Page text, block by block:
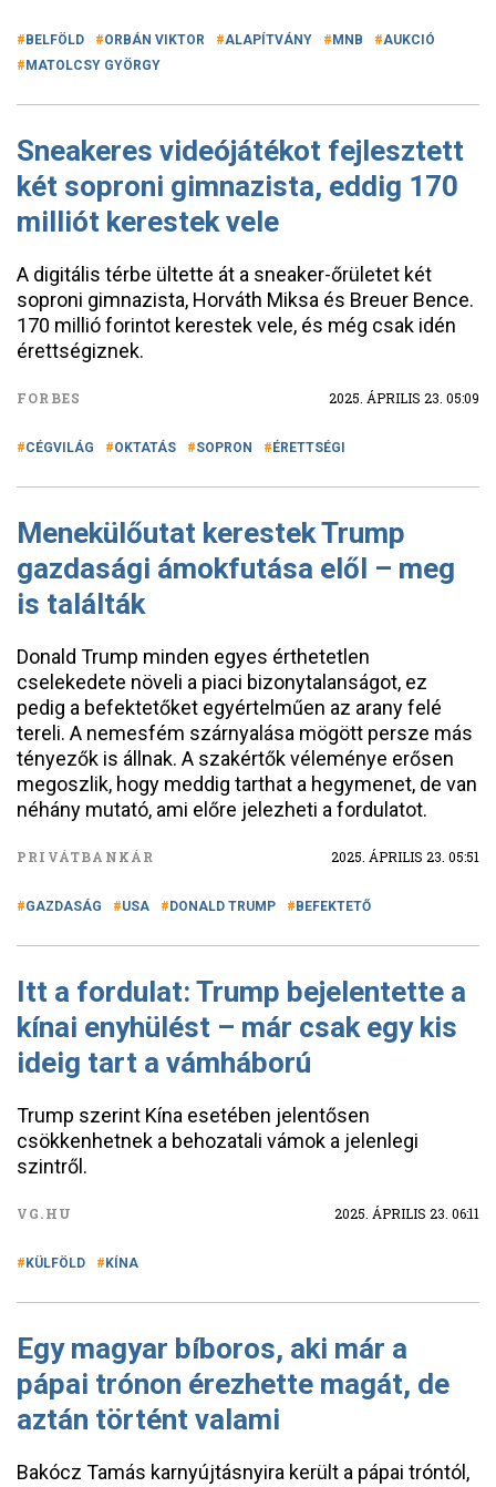
BELFÖLD ORBÁN VIKTOR ALAPÍTVÁNY MNB
AUKCIÓ
MATOLCSY GYÖRGY
Sneakeres videójátékot fejlesztett
két soproni gimnazista, eddig 170
milliót kerestek vele
A digitális térbe ültette át a sneaker-őrületet két
soproni gimnazista, Horváth Miksa és Breuer Bence.
170 millió forintot kerestek vele, és még csak idén
érettségiznek.
FORBES 2025. ÁPRILIS 23. 05:09
CÉGVILÁG OKTATÁS SOPRON ÉRETTSÉGI
Menekülőutat kerestek Trump
gazdasági ámokfutása elől – meg
is találták
Donald Trump minden egyes érthetetlen
cselekedete növeli a piaci bizonytalanságot, ez
pedig a befektetőket egyértelműen az arany felé
tereli. A nemesfém szárnyalása mögött persze más
tényezők is állnak. A szakértők véleménye erősen
megoszlik, hogy meddig tarthat a hegymenet, de van
néhány mutató, ami előre jelezheti a fordulatot.
PRIVÁTBANKÁR 2025. ÁPRILIS 23. 05:51
GAZDASÁG USA DONALD TRUMP BEFEKTETŐ
Itt a fordulat: Trump bejelentette a
kínai enyhülést – már csak egy kis
ideig tart a vámháború
Trump szerint Kína esetében jelentősen
csökkenhetnek a behozatali vámok a jelenlegi
szintről.
VG.HU 2025. ÁPRILIS 23. 06:11
KÜLFÖLD KÍNA
Egy magyar bíboros, aki már a
pápai trónon érezhette magát, de
aztán történt valami
Bakócz Tamás karnyújtásnyira került a pápai tróntól,